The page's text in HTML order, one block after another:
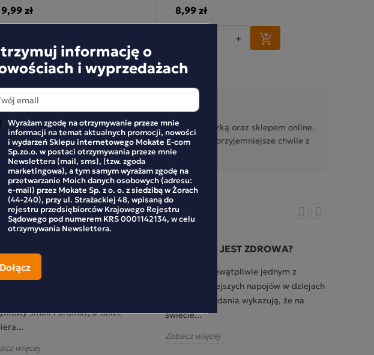
9,99 zł
8,99 zł
+
i na co dzień współtworzy działania związane z marką oraz sklepem online.
nowościami produktowymi i pomysłami na przyjemniejsze chwile z
jest jednym z najpopularniejszych
smak i aromat, a także
więcej
CZY KAWA JEST ZDROWA?
Kawa jest niewątpliwie jednym z
najpopularniejszych napojów w dziejach
ludzkości. Badania wykazują, że na
świecie...
Zobacz więcej
informację o
i wyprzedażach
Wyrażam zgodę na otrzymywanie przeze mnie
informacji na temat aktualnych promocji, nowości
i wydarzeń Sklepu internetowego Mokate E-com
Sp.zo.o. w postaci otrzymywania przeze mnie
Newslettera (mail, sms), (tzw. zgoda
marketingowa), a tym samym wyrażam zgodę na
przetwarzanie Moich danych osobowych (adresu:
e-mail) przez Mokate Sp. z o. o. z siedzibą w Żorach
(44-240), przy ul. Strażackiej 48, wpisaną do
rejestru przedsiębiorców Krajowego Rejestru
Sądowego pod numerem KRS 0001142134, w celu
otrzymywania Newslettera.